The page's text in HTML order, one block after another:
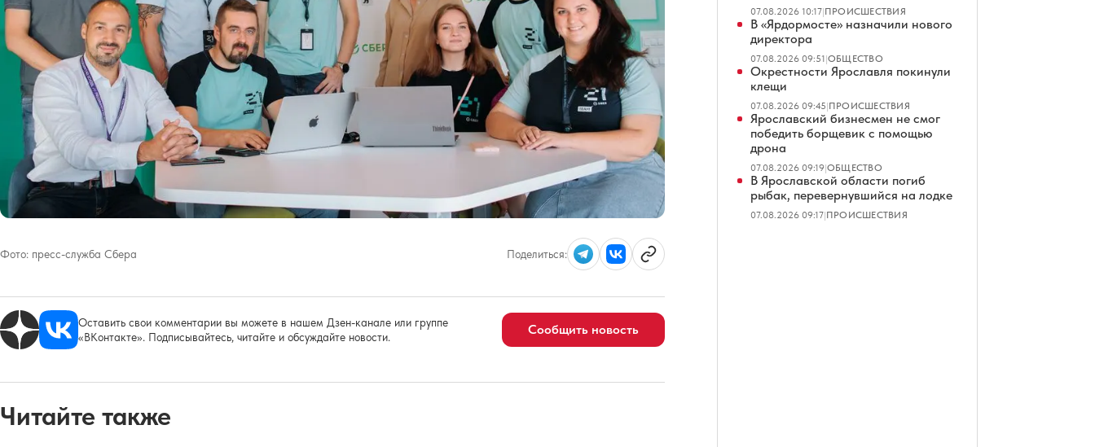
Фото: пресс-служба Сбера Поделиться:
Оставить свои комментарии вы можете в нашем Дзен-канале или группе
«ВКонтакте». Подписывайтесь, читайте и обсуждайте новости.
Сообщить новость
Читайте также
07.08.2026 10:17|ПРОИСШЕСТВИЯ
В «Ярдормосте» назначили нового
директора
07.08.2026 09:51|ОБЩЕСТВО
Окрестности Ярославля покинули
клещи
07.08.2026 09:45|ПРОИСШЕСТВИЯ
Ярославский бизнесмен не смог
победить борщевик с помощью
дрона
07.08.2026 09:19|ОБЩЕСТВО
В Ярославской области погиб
рыбак, перевернувшийся на лодке
07.08.2026 09:17|ПРОИСШЕСТВИЯ